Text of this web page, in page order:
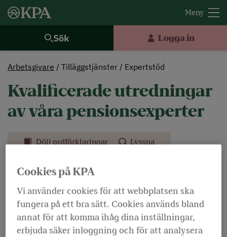
Sök Logga in
Arbetsgivare Tilläggstjänster Expertstöd
Kvalificerade utredningar
av våra pensionsexperter
Dölj ordförklaringar Lyssna
Pensioner innebär ofta komplexa frågor om
stora ekonomiska åtaganden över lång tid. Som
arbetsgivare behöver du vara säker på att ni
fattar rätt beslut. Vi kan det mesta inom
kommunala pensioner och hjälper er att hitta
Cookies på KPA
Vi använder cookies för att webbplatsen ska
fungera på ett bra sätt. Cookies används bland
annat för att komma ihåg dina inställningar,
erbjuda säker inloggning och för att analysera